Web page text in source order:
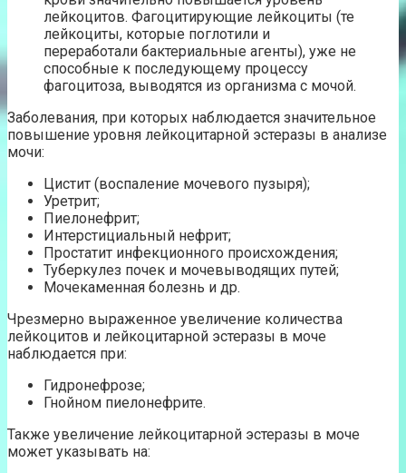
лейкоцитов. Фагоцитирующие лейкоциты (те
лейкоциты, которые поглотили и
переработали бактериальные агенты), уже не
способные к последующему процессу
фагоцитоза, выводятся из организма с мочой.
Заболевания, при которых наблюдается значительное
повышение уровня лейкоцитарной эстеразы в анализе
мочи:
Цистит (воспаление мочевого пузыря);
Уретрит;
Пиелонефрит;
Интерстициальный нефрит;
Простатит инфекционного происхождения;
Туберкулез почек и мочевыводящих путей;
Мочекаменная болезнь и др.
Чрезмерно выраженное увеличение количества
лейкоцитов и лейкоцитарной эстеразы в моче
наблюдается при:
Гидронефрозе;
Гнойном пиелонефрите.
Также увеличение лейкоцитарной эстеразы в моче
может указывать на: